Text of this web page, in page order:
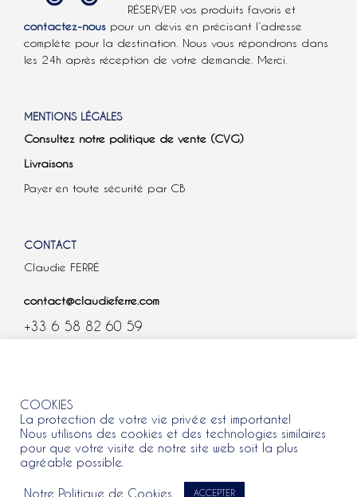
RÉSERVER vos produits favoris et
contactez-nous pour un devis en précisant l’adresse
complète pour la destination. Nous vous répondrons dans
les 24h après réception de votre demande. Merci.
MENTIONS LÉGALES
Consultez notre politique de vente (CVG)
Livraisons
Payer en toute sécurité par CB
CONTACT
Claudie FERRÉ
contact@claudieferre.com
+33 6 58 82 60 59
COOKIES
La protection de votre vie privée est importante!
Nous utilisons des cookies et des technologies similaires
pour que votre visite de notre site web soit la plus
agréable possible.
Notre Politique de Cookies ACCEPTER